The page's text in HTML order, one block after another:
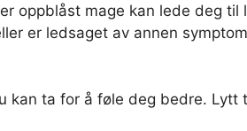
oppblåst mage kan lede deg til
er ledsaget av annen
ta for å føle deg bedre. Lytt